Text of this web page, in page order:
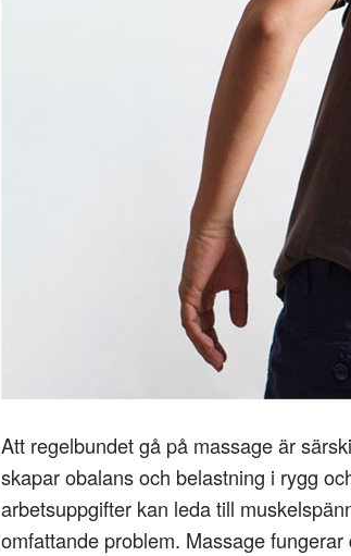
Att regelbundet gå på massage är
skapar obalans och belastning i rygg
arbetsuppgifter kan leda till
omfattande problem. Massage